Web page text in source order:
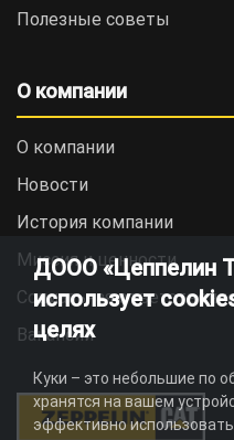
Полезные советы
О компании
О компании
Новости
История компании
Миссия и ценности
Социальная
Вакансии
ДООО «Цеппелин
использует
целях
Куки – это небольшие по
хранятся на вашем
эффективно